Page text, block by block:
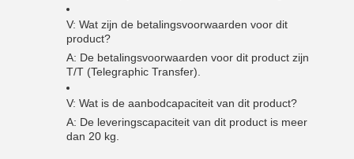
V: Wat zijn de betalingsvoorwaarden voor dit
product?
A: De betalingsvoorwaarden voor dit product zijn
T/T (Telegraphic Transfer).
V: Wat is de aanbodcapaciteit van dit product?
A: De leveringscapaciteit van dit product is meer
dan 20 kg.